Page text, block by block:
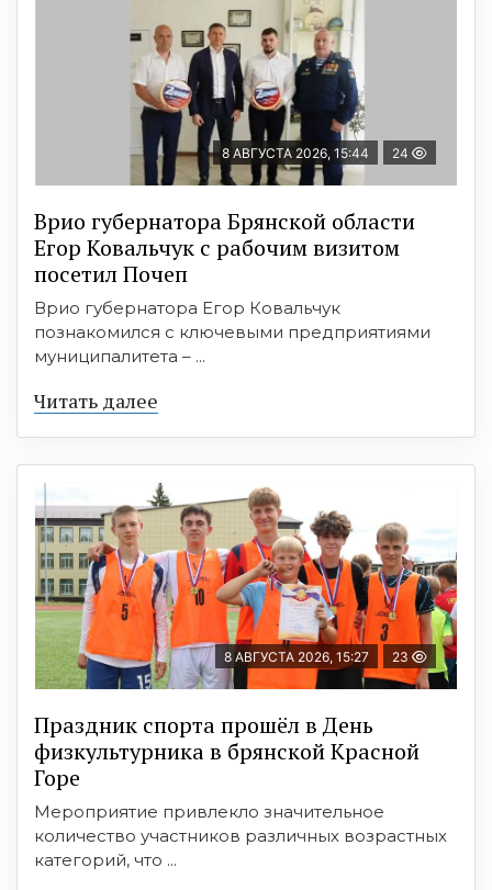
8 АВГУСТА 2026, 15:44 24
Врио губернатора Брянской области
Егор Ковальчук с рабочим визитом
посетил Почеп
Врио губернатора Егор Ковальчук
познакомился с ключевыми предприятиями
муниципалитета – ...
Читать далее
8 АВГУСТА 2026, 15:27 23
Праздник спорта прошёл в День
физкультурника в брянской Красной
Горе
Мероприятие привлекло значительное
количество участников различных возрастных
категорий, что ...